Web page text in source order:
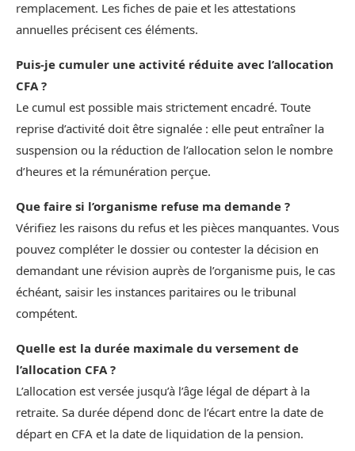
remplacement. Les fiches de paie et les attestations
annuelles précisent ces éléments.
Puis-je cumuler une activité réduite avec l’allocation
CFA ?
Le cumul est possible mais strictement encadré. Toute
reprise d’activité doit être signalée : elle peut entraîner la
suspension ou la réduction de l’allocation selon le nombre
d’heures et la rémunération perçue.
Que faire si l’organisme refuse ma demande ?
Vérifiez les raisons du refus et les pièces manquantes. Vous
pouvez compléter le dossier ou contester la décision en
demandant une révision auprès de l’organisme puis, le cas
échéant, saisir les instances paritaires ou le tribunal
compétent.
Quelle est la durée maximale du versement de
l’allocation CFA ?
L’allocation est versée jusqu’à l’âge légal de départ à la
retraite. Sa durée dépend donc de l’écart entre la date de
départ en CFA et la date de liquidation de la pension.